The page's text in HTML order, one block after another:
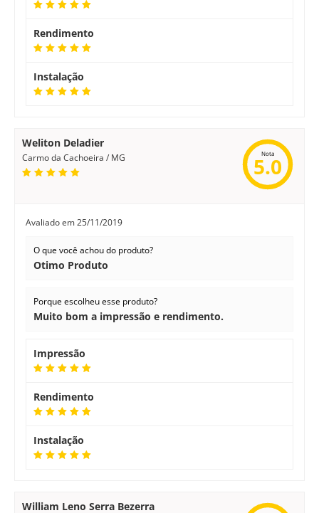
Rendimento
Instalação
Weliton Deladier
Carmo da Cachoeira / MG Nota
5.0
Avaliado em25/11/2019
O que você achou do produto?
Otimo Produto
Porque escolheu esse produto?
Muito bom a impressão e rendimento.
Impressão
Rendimento
Instalação
William Leno Serra Bezerra